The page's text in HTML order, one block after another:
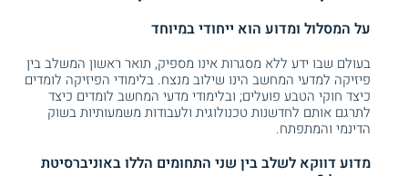
על המסלול ומדוע הוא ייחודי במיוחד
בעולם שבו ידע ללא מסגרות אינו מספיק, תואר ראשון המשלב בין
פיזיקה למדעי המחשב הינו שילוב מנצח. בלימודי הפיזיקה לומדים
כיצד חוקי הטבע פועלים; ובלימודי מדעי המחשב לומדים כיצד
לתרגם אותם לחדשנות טכנולוגית ולעבודות משמעותיות בשוק
הדינמי והמתפתח.
מדוע דווקא לשלב בין שני התחומים הללו באוניברסיטת